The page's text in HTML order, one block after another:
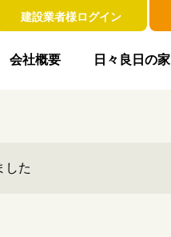
建設業者様ログイン
会社概要 日々良日の家
した